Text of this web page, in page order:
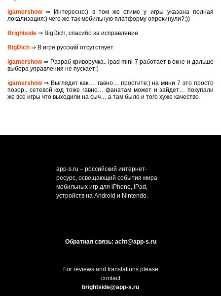
igamershow⇒ Интересно:) в том же стиме у игры указана полная
локализация:) чего же так мобильную платформу опрокинули?:))
Brightside ⇒ BigDich, спасибо за исправление
BigDich ⇒ В игре русский отсутствует
igamershow⇒ Разраб криворучка.. ipad mini 7 работает в окне и дальше
выбора управления не пускает:)
igamershow⇒ Выглядит как…. гавно… простите:) на мини 7 это просто
позор.. сетевой код тоже гавно… фанатам может и зайдет… покупали
же все игры что выходили на сыч… а там было и того хуже качество
app-s.ru – российский интернет-
ресурс, освещающий события мира
мобильных игр для iPhone, iPad,
устройств на Android и Nintendo.
Обратная связь: acht@app-s.ru
For reviews and translations please
contact
brightside@app-s.ru